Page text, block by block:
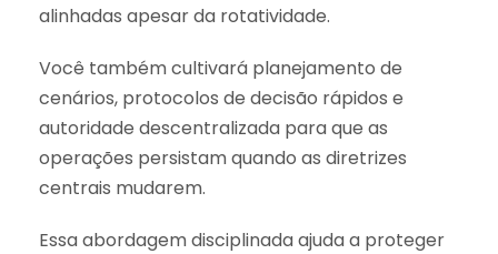
alinhadas apesar da rotatividade.
Você também cultivará planejamento de
cenários, protocolos de decisão rápidos e
autoridade descentralizada para que as
operações persistam quando as diretrizes
centrais mudarem.
Essa abordagem disciplinada ajuda a proteger